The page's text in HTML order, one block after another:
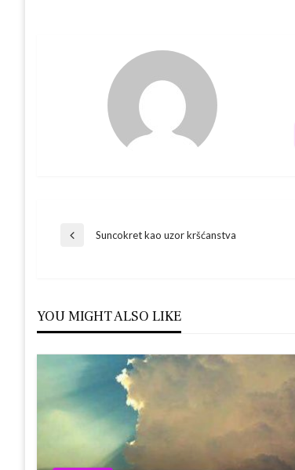
Navigacija
Previous
Suncokret kao uzor kršćanstva
YOU MIGHT ALSO LIKE